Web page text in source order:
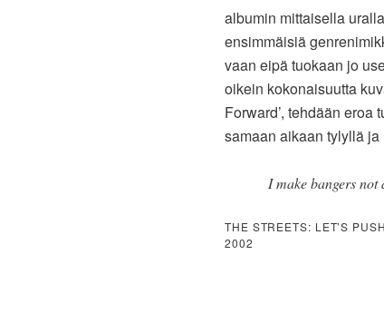
albumin mittaisella
ensimmäisiä
vaan eipä tuokaan jo
oikein kokonaisuutta
Forward’, tehdään
samaan aikaan tylyllä
I make bangers
THE STREETS: LET’S
2002